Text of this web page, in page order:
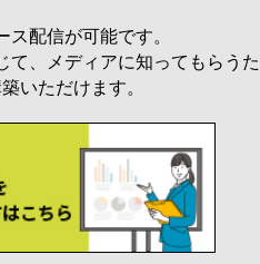
配信が可能です。
て、メディアに知ってもらうた
いただけます。